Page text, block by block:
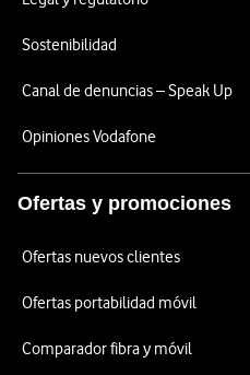
Sostenibilidad
Canal de denuncias – Speak Up
Opiniones Vodafone
Ofertas y promociones
Ofertas nuevos clientes
Ofertas portabilidad móvil
Comparador fibra y móvil